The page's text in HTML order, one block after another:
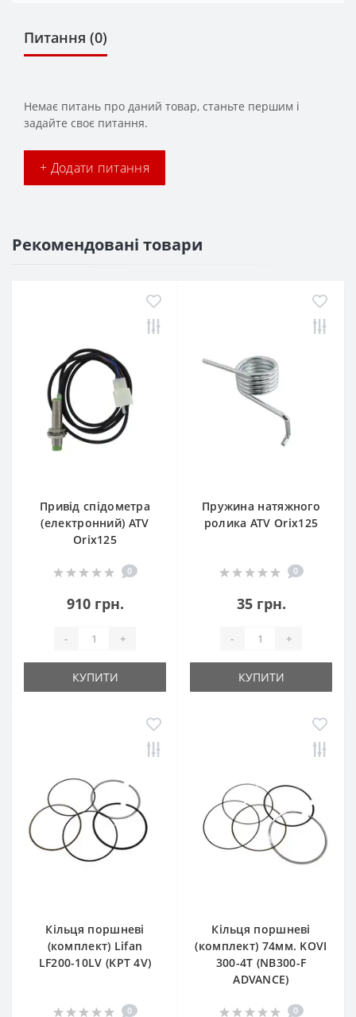
Питання (0)
Немає питань про даний товар, станьте першим і
задайте своє питання.
+ Додати питання
Рекомендовані товари
Привід спідометра
(електронний) ATV
Orix125
0
910 грн.
- +
КУПИТИ
Пружина натяжного
ролика ATV Orix125
0
35 грн.
- +
КУПИТИ
Кільця поршневі
(комплект) Lifan
LF200-10LV (KPT 4V)
0
Кільця поршневі
(комплект) 74мм. KOVI
300-4T (NB300-F
ADVANCE)
0